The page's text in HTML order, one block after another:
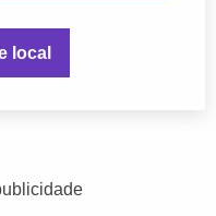
local